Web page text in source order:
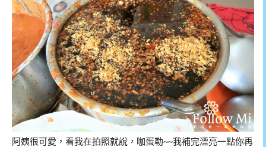
阿姨很可愛，看我在拍照就說，咖蛋勒~~我補完漂亮一點你再